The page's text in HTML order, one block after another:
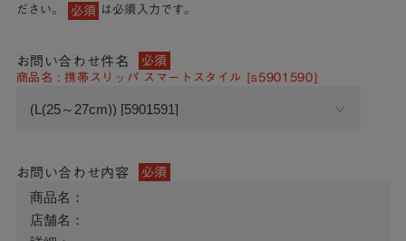
ださい。
必須 は必須入力です。
お問い合わせ件名 必須
商品名 : 携帯スリッパ スマートスタイル [s5901590]
お問い合わせ内容 必須